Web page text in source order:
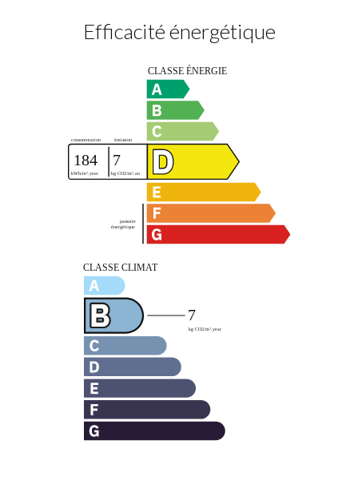
Efficacité énergétique